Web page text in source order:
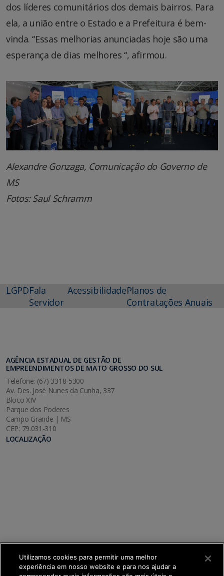
dos líderes comunitários dos demais bairros. Para
ela, a união entre o Estado e a Prefeitura é bem-
vinda. “Essas melhorias anunciadas hoje são uma
esperança de dias melhores “, afirmou.
Alexandre Gonzaga, Comunicação do Governo de
MS
Fotos: Saul Schramm
LGPDFala
Servidor
AcessibilidadePlanos de
Contratações Anuais
AGÊNCIA ESTADUAL DE GESTÃO DE
EMPREENDIMENTOS DE MATO GROSSO DO SUL
Telefone: (67) 3318-5300
Av. Des. José Nunes da Cunha, 337
Bloco XIV
Parque dos Poderes
Campo Grande | MS
CEP: 79.031-310
LOCALIZAÇÃO
Utilizamos cookies para permitir uma melhor
experiência em nosso website e para nos ajudar a